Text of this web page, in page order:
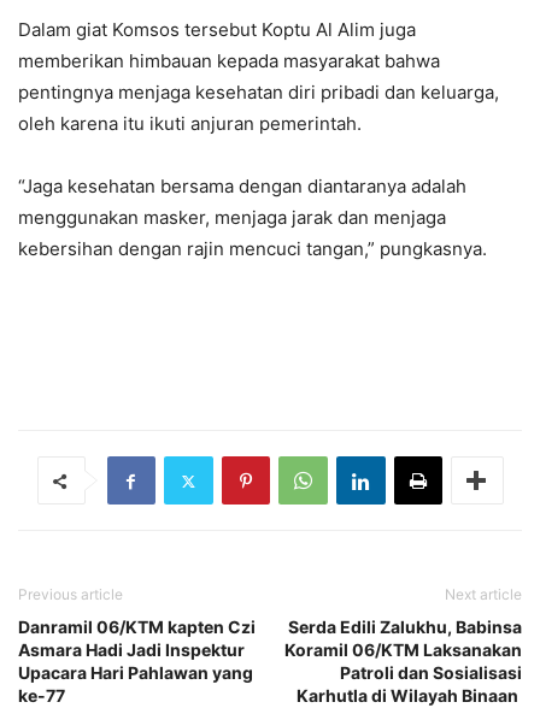
Dalam giat Komsos tersebut Koptu Al Alim juga
memberikan himbauan kepada masyarakat bahwa
pentingnya menjaga kesehatan diri pribadi dan keluarga,
oleh karena itu ikuti anjuran pemerintah.
“Jaga kesehatan bersama dengan diantaranya adalah
menggunakan masker, menjaga jarak dan menjaga
kebersihan dengan rajin mencuci tangan,” pungkasnya.
Previous article
Danramil 06/KTM kapten Czi
Asmara Hadi Jadi Inspektur
Upacara Hari Pahlawan yang
ke-77
Next article
Serda Edili Zalukhu, Babinsa
Koramil 06/KTM Laksanakan
Patroli dan Sosialisasi
Karhutla di Wilayah Binaan